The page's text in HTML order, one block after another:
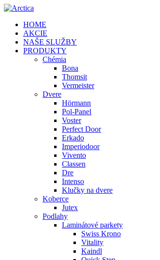
HOME
AKCIE
NAŠE SLUŽBY
PRODUKTY
Chémia
Bona
Thomsit
Vermeister
Dvere
Hörmann
Pol-Panel
Voster
Perfect Door
Erkado
Imperiodoor
Vivento
Classen
Dre
Intenso
Klučky na dvere
Koberce
Jutex
Podlahy
Laminátové parkety
Swiss Krono
Vitality
Kaindl